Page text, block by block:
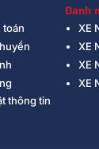
toán
thông tin
Danh
XE
XE
XE
XE